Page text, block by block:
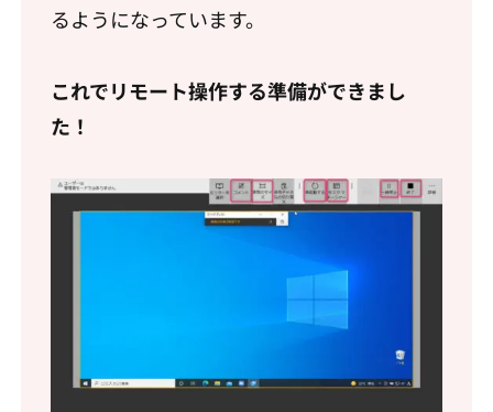
るようになっています。
これでリモート操作する準備ができまし
た！